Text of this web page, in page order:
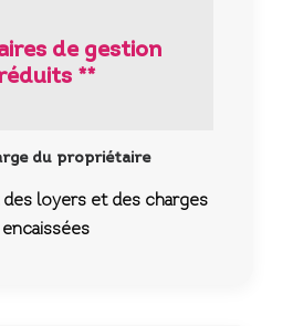
de gestion
**
du propriétaire
des loyers et des charges
encaissées